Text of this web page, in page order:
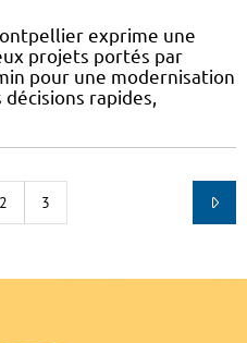
exprime une
projets portés par
pour une modernisation
rapides,
2 3